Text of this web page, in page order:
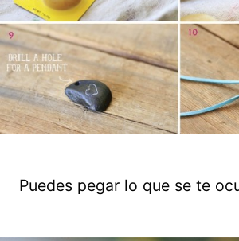
Puedes pegar lo que se te